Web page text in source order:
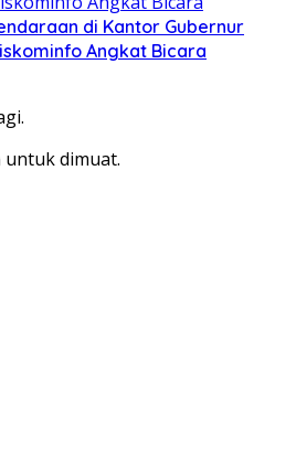
di Kantor Gubernur
Angkat Bicara
untuk dimuat.